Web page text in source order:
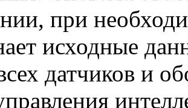
при
исходные
датчиков и